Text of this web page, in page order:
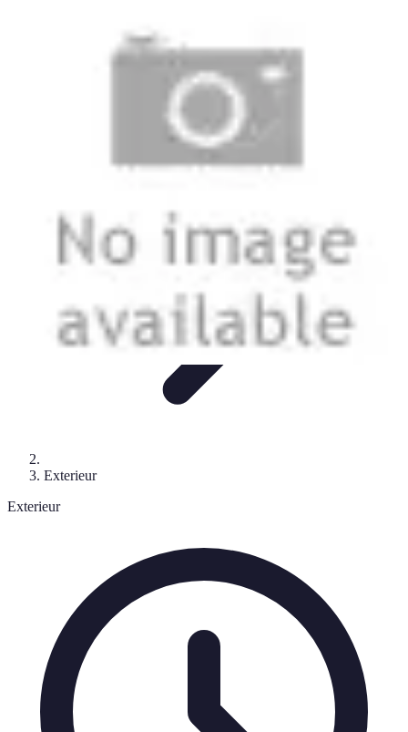
JardinÉclairage Extérieur
Exterieur
Exterieur